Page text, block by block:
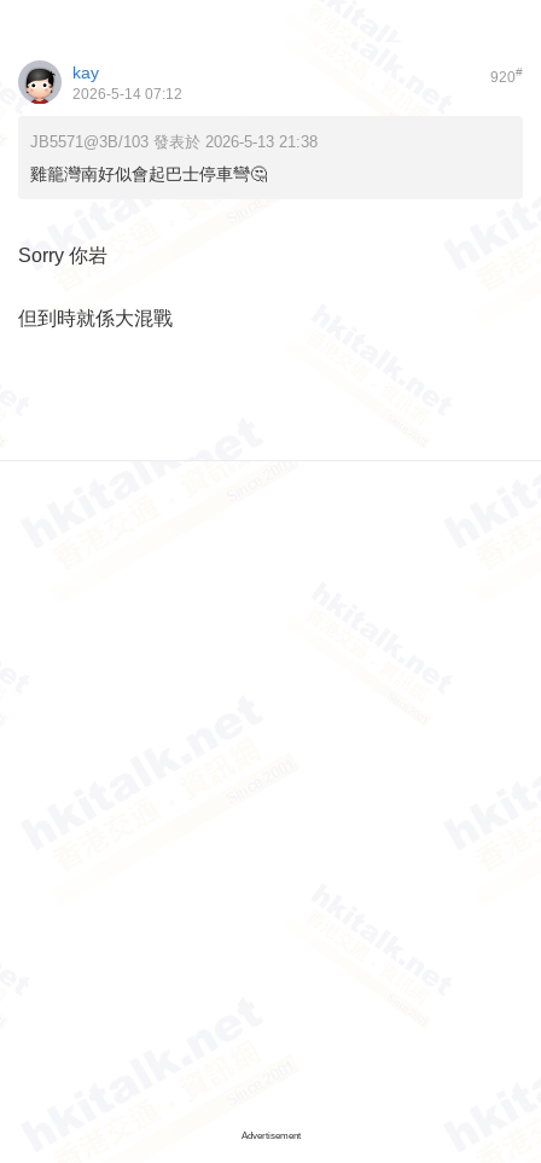
920#
kay
2026-5-14 07:12
JB5571@3B/103 發表於 2026-5-13 21:38
雞籠灣南好似會起巴士停車彎🤔
Sorry 你岩
但到時就係大混戰
Advertisement